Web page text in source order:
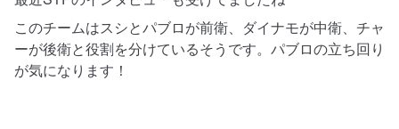
このチームはスシとパブロが前衛、ダイナモが中衛、チャ
ーが後衛と役割を分けているそうです。パブロの立ち回り
が気になります！